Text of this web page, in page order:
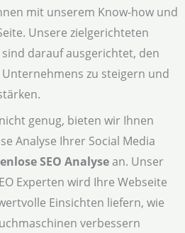
mit unserem Know-how und
Unsere zielgerichteten
darauf ausgerichtet, den
zu steigern und
genug, bieten wir Ihnen
Analyse Ihrer Social Media
SEO Analysean. Unser
Experten wird Ihre Webseite
Einsichten liefern, wie
verbessern